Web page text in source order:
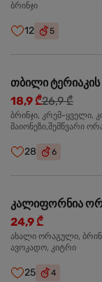
ბრინჯი
12 5
თბილი
18,9 ₾26,9 ₾
ბრინჯი, კრემ-ყველი,
მაიონეზი,შემწვარი
28 6
კალიფორნია
24,9 ₾
ახალი ორაგული,
ავოკადო, კიტრი
25 4